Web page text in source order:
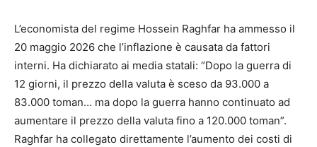
L’economista del regime Hossein Raghfar ha ammesso il
20 maggio 2026 che l’inflazione è causata da fattori
interni. Ha dichiarato ai media statali: “Dopo la guerra di
12 giorni, il prezzo della valuta è sceso da 93.000 a
83.000 toman… ma dopo la guerra hanno continuato ad
aumentare il prezzo della valuta fino a 120.000 toman”.
Raghfar ha collegato direttamente l’aumento dei costi di